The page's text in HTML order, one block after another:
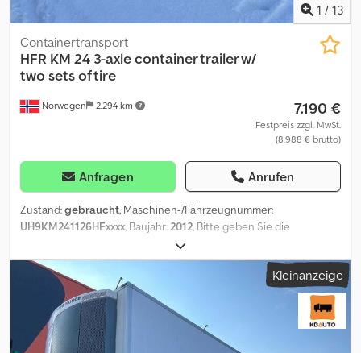
1 / 13
Norwegen 2.294 km
Containertransport
HFR KM 24 3-axle container trailer w/
two sets of tire
7.190 €
Festpreis zzgl. MwSt.
(8.988 € brutto)
Anfragen Anrufen
Zustand:gebraucht, Maschinen-/Fahrzeugnummer:
UH9KM241126HFxxxx, Baujahr:2012, Bitte geben Sie die
Referenznummer auf Anfrage: 22528 Spezifikationen: Modelljahr
2012 3 Achsen Dsdpfszqk Tyox Akwjck Länge 991 cm
Nettogewicht: 4620 kg Maximale Nutzlast: 19380 kg Reifen (siehe
Bilder) Winterreifen Lieferung nach Vereinbarung Beschreibung:
2012 HFR KM 24 3-Achs-Anhänger mit zwei Reifensätzen.
Lieferung nach Vereinbarung. Tuf: Nein EU-goedgekeurd naar:
23.01.2026 Eigengewicht: 4620 Payload: 19380 Model: KM 24 3-
Kleinanzeige